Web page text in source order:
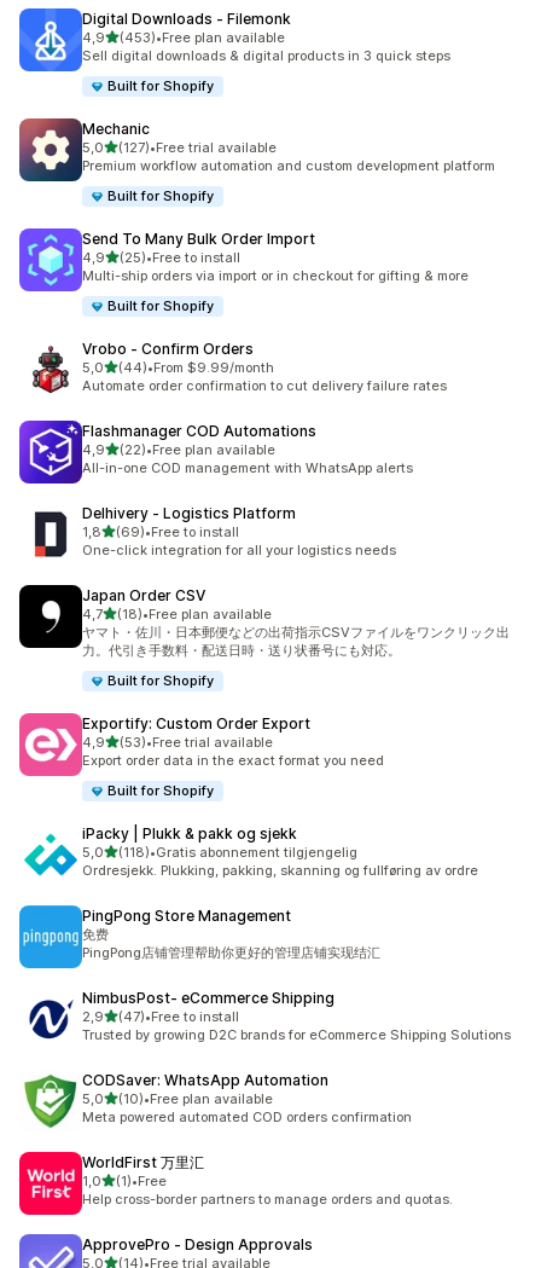
Digital Downloads ‑ Filemonk
4,9av 5 stjerner
(453)
Totalt 453 omtaler
•Free plan available
Sell digital downloads & digital products in 3 quick steps
Built for Shopify
Mechanic
5,0av 5 stjerner
(127)
Totalt 127 omtaler
•Free trial available
Premium workflow automation and custom development platform
Built for Shopify
Send To Many Bulk Order Import
4,9av 5 stjerner
(25)
Totalt 25 omtaler
•Free to install
Multi-ship orders via import or in checkout for gifting & more
Built for Shopify
Vrobo ‑ Confirm Orders
5,0av 5 stjerner
(44)
Totalt 44 omtaler
•From $9.99/month
Automate order confirmation to cut delivery failure rates
Flashmanager COD Automations
4,9av 5 stjerner
(22)
Totalt 22 omtaler
•Free plan available
All-in-one COD management with WhatsApp alerts
Delhivery ‑ Logistics Platform
1,8av 5 stjerner
(69)
Totalt 69 omtaler
•Free to install
One-click integration for all your logistics needs
Japan Order CSV
4,7av 5 stjerner
(18)
Totalt 18 omtaler
•Free plan available
ヤマト・佐川・日本郵便などの出荷指示CSVファイルをワンクリック出
力。代引き手数料・配送日時・送り状番号にも対応。
Built for Shopify
Exportify: Custom Order Export
4,9av 5 stjerner
(53)
Totalt 53 omtaler
•Free trial available
Export order data in the exact format you need
Built for Shopify
iPacky | Plukk & pakk og sjekk
5,0av 5 stjerner
(118)
Totalt 118 omtaler
•Gratis abonnement tilgjengelig
Ordresjekk. Plukking, pakking, skanning og fullføring av ordre
PingPong Store Management
免费
PingPong店铺管理帮助你更好的管理店铺实现结汇
NimbusPost‑ eCommerce Shipping
2,9av 5 stjerner
(47)
Totalt 47 omtaler
•Free to install
Trusted by growing D2C brands for eCommerce Shipping Solutions
CODSaver: WhatsApp Automation
5,0av 5 stjerner
(10)
Totalt 10 omtaler
•Free plan available
Meta powered automated COD orders confirmation
WorldFirst 万里汇
1,0av 5 stjerner
(1)
Totalt 1 omtaler
•Free
Help cross-border partners to manage orders and quotas.
ApprovePro ‑ Design Approvals
5,0av 5 stjerner
(14)•Free trial available